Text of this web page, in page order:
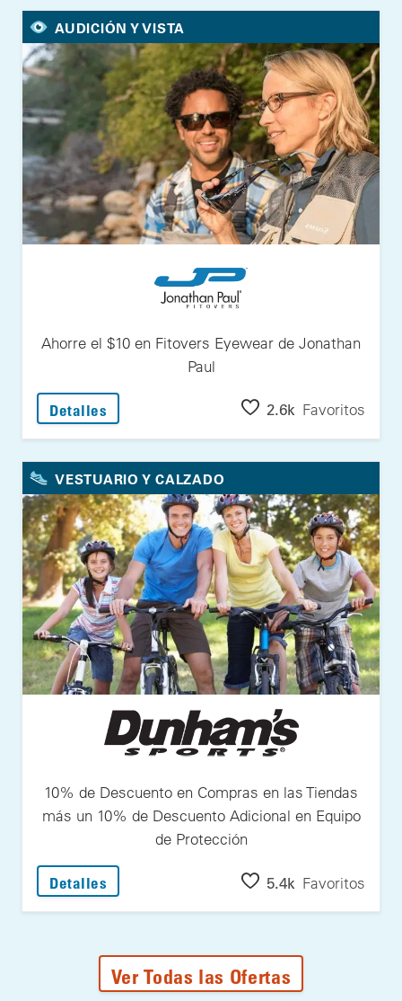
AUDICIÓN Y VISTA
Ahorre el $10 en Fitovers Eyewear de Jonathan
Paul
Detalles : Ahorre el $10 en Fitovers Eyewear de
2.6k Favoritos
VESTUARIO Y CALZADO
10% de Descuento en Compras en las Tiendas
más un 10% de Descuento Adicional en Equipo
de Protección
Detalles : 10% de Descuento en Compras en las
5.4k Favoritos
Ver Todas las Ofertas